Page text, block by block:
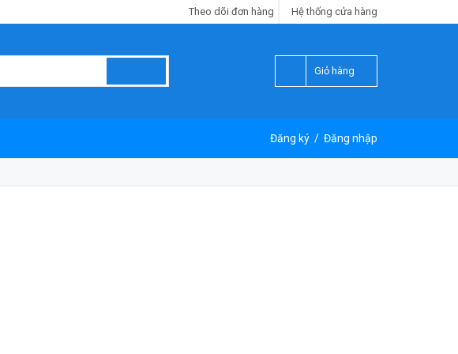
Hệ thống cửa hàng
Theo dõi đơn hàng
Giỏ hàng
Đăng ký / Đăng nhập